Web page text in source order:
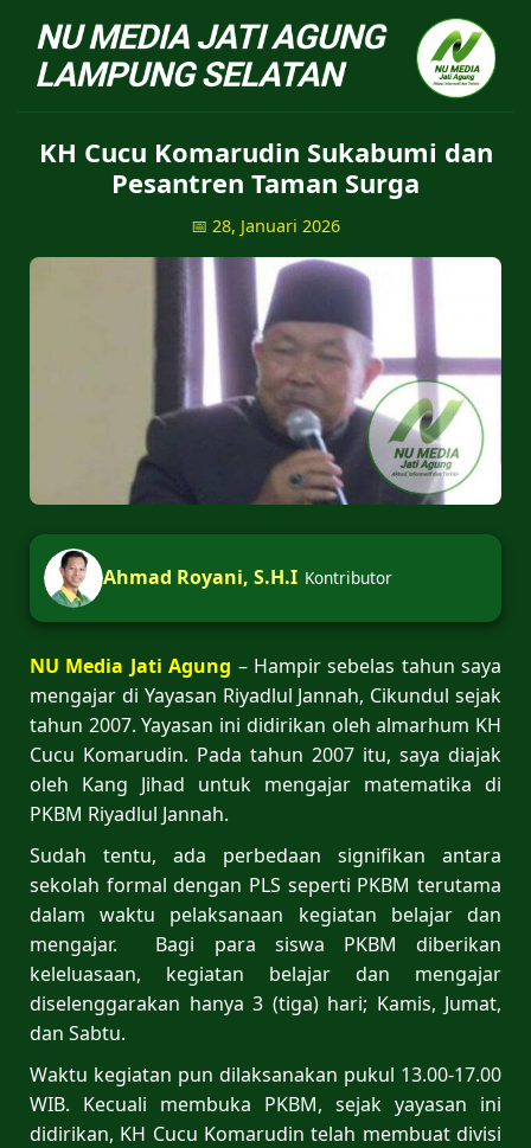
NU Jatiagung - Situs
KH Cucu Komarudin Sukabumi dan
Pesantren Taman Surga
📅 28, Januari 2026
Ahmad Royani, S.H.I Kontributor
NU Media Jati Agung – Hampir sebelas tahun saya
mengajar di Yayasan Riyadlul Jannah, Cikundul sejak
tahun 2007. Yayasan ini didirikan oleh almarhum KH
Cucu Komarudin. Pada tahun 2007 itu, saya diajak
oleh Kang Jihad untuk mengajar matematika di
PKBM Riyadlul Jannah.
Sudah tentu, ada perbedaan signifikan antara
sekolah formal dengan PLS seperti PKBM terutama
dalam waktu pelaksanaan kegiatan belajar dan
mengajar. Bagi para siswa PKBM diberikan
keleluasaan, kegiatan belajar dan mengajar
diselenggarakan hanya 3 (tiga) hari; Kamis, Jumat,
dan Sabtu.
Waktu kegiatan pun dilaksanakan pukul 13.00-17.00
WIB. Kecuali membuka PKBM, sejak yayasan ini
didirikan, KH Cucu Komarudin telah membuat divisi